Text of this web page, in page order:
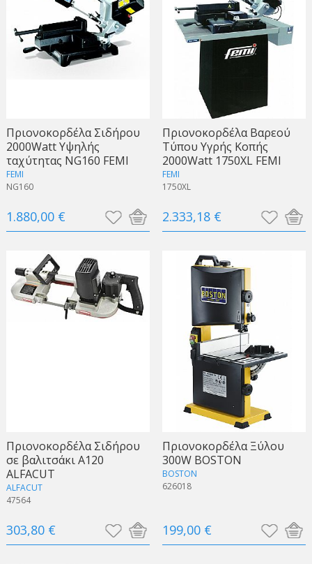
Πριονοκορδέλα Σιδήρου
2000Watt Υψηλής
ταχύτητας NG160 FEMI
FEMI
NG160
1.880,00 €
Πριονοκορδέλα Βαρεού
Τύπου Υγρής Κοπής
2000Watt 1750XL FEMI
FEMI
1750XL
2.333,18 €
Πριονοκορδέλα Σιδήρου
σε βαλιτσάκι A120
ALFACUT
ALFACUT
47564
303,80 €
Πριονοκορδέλα Ξύλου
300W BOSTON
BOSTON
626018
199,00 €